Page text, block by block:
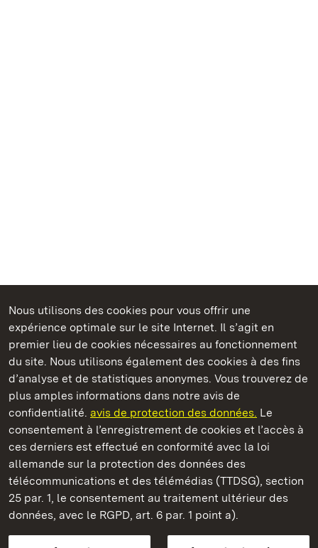
Nous utilisons des cookies pour vous offrir une
expérience optimale sur le site Internet. Il s’agit en
premier lieu de cookies nécessaires au fonctionnement
du site. Nous utilisons également des cookies à des fins
d’analyse et de statistiques anonymes. Vous trouverez de
plus amples informations dans notre avis de
confidentialité. avis de protection des données. Le
consentement à l’enregistrement de cookies et l’accès à
ces derniers est effectué en conformité avec la loi
allemande sur la protection des données des
télécommunications et des télémédias (TTDSG), section
25 par. 1, le consentement au traitement ultérieur des
données, avec le RGPD, art. 6 par. 1 point a).
Châteaux et jardins publics du Bade-Wurtemberg
Château et parc de Schwetzingen
Châteaux et jardins publics du Bade-Wurtemberg
Contact et informationsFAQ et réponsesMentions légales
Protection des données
Explications sur l’accessibilité
BITV-konform (geprüfte Seiten)